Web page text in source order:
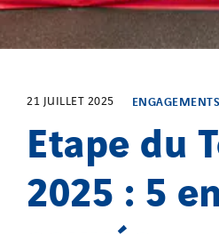
21 JUILLET 2025
Etape du
2025 : 5
Paumier Industrie
Paumier Marine
Process Energy
Provelec Sud
Qivy
Qivy Habitat
Qivy Tertiaire